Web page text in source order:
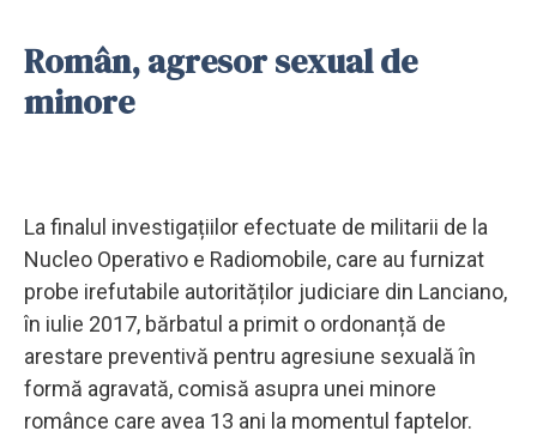
Român, agresor sexual de
minore
La finalul investigațiilor efectuate de militarii de la
Nucleo Operativo e Radiomobile, care au furnizat
probe irefutabile autorităților judiciare din Lanciano,
în iulie 2017, bărbatul a primit o ordonanță de
arestare preventivă pentru agresiune sexuală în
formă agravată, comisă asupra unei minore
românce care avea 13 ani la momentul faptelor.